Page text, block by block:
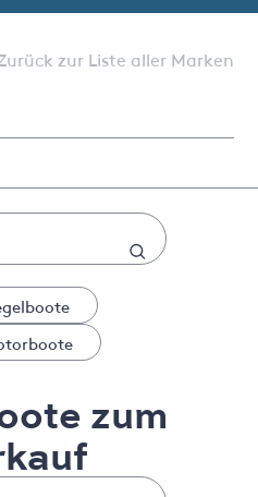
zur Liste aller Marken
zum